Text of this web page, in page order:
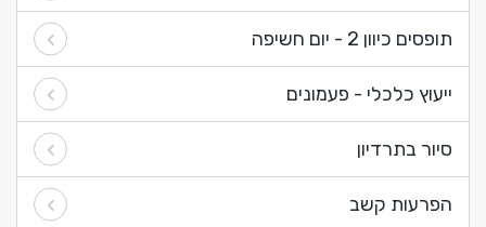
תופסים כיוון 2 - יום חשיפה
ייעוץ כלכלי - פעמונים
סיור בתרדיון
הפרעות קשב